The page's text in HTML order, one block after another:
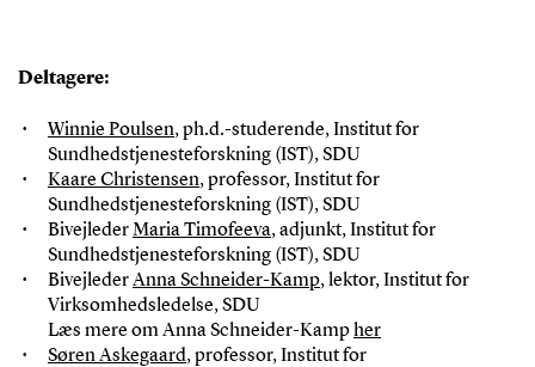
Deltagere:
Winnie Poulsen, ph.d.-studerende, Institut for
Sundhedstjenesteforskning (IST), SDU
Kaare Christensen, professor, Institut for
Sundhedstjenesteforskning (IST), SDU
BivejlederMaria Timofeeva, adjunkt, Institut for
Sundhedstjenesteforskning (IST), SDU
BivejlederAnna Schneider-Kamp, lektor, Institut for
Virksomhedsledelse, SDU
Læs mere om Anna Schneider-Kampher
Søren Askegaard, professor, Institut for